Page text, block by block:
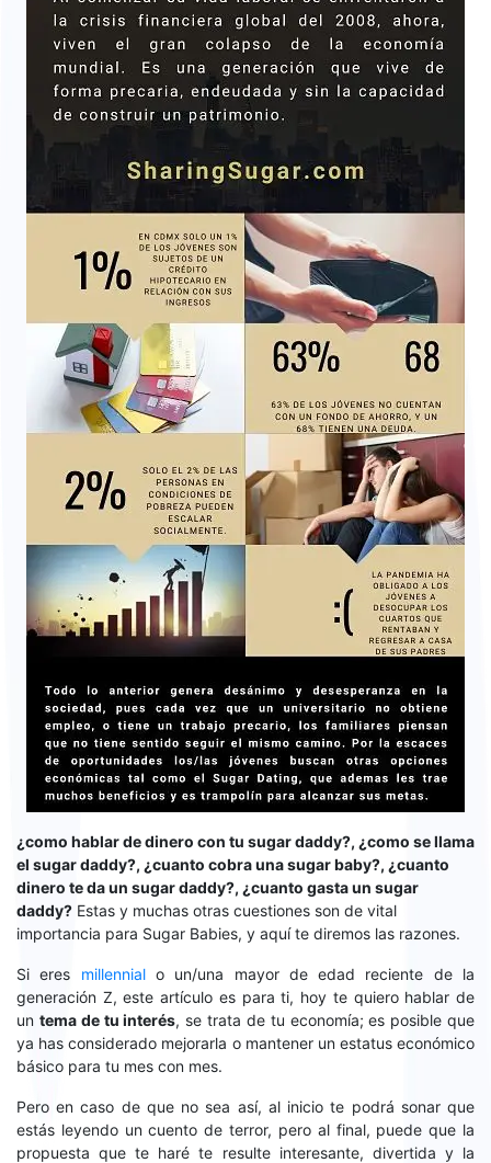
¿como hablar de dinero con tu sugar daddy?, ¿como se llama
el sugar daddy?, ¿cuanto cobra una sugar baby?, ¿cuanto
dinero te da un sugar daddy?, ¿cuanto gasta un sugar
daddy? Estas y muchas otras cuestiones son de vital
importancia para Sugar Babies, y aquí te diremos las razones.
Si eres millennialo un/una mayor de edad reciente de la
generación Z, este artículo es para ti, hoy te quiero hablar de
un tema de tu interés, se trata de tu economía; es posible que
ya has considerado mejorarla o mantener un estatus económico
básico para tu mes con mes.
Pero en caso de que no sea así, al inicio te podrá sonar que
estás leyendo un cuento de terror, pero al final, puede que la
propuesta que te haré te resulte interesante, divertida y la